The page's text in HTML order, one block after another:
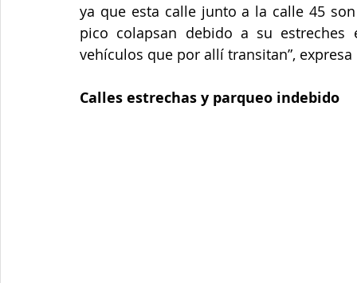
ya que esta calle junto a la calle 45
pico colapsan debido a su
vehículos que por allí transitan”,
Calles estrechas y parqueo indebido